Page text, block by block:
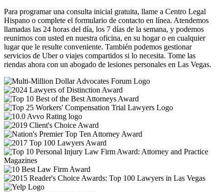
Para programar una consulta inicial gratuita, llame a Centro Legal
Hispano o complete el formulario de contacto en línea. Atendemos
llamadas las 24 horas del día, los 7 días de la semana, y podemos
reunirnos con usted en nuestra oficina, en su hogar o en cualquier
lugar que le resulte conveniente. También podemos gestionar
servicios de Uber o viajes compartidos si lo necesita. Tome las
riendas ahora con un abogado de lesiones personales en Las Vegas.